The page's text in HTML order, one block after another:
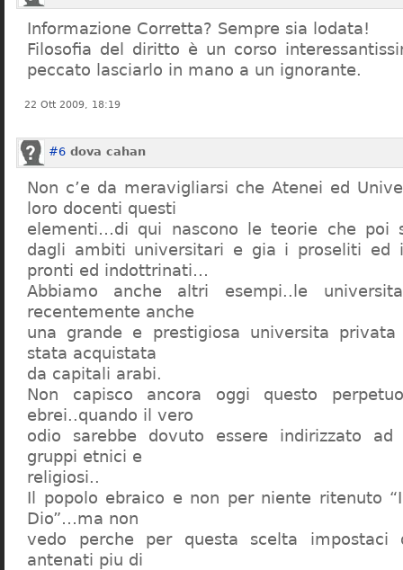
Informazione Corretta? Sempre sia lodata!
Filosofia del diritto è un corso
peccato lasciarlo in mano a un ignorante.
22 Ott 2009, 18:19
#6 dova cahan
Non c’e da meravigliarsi che Atenei ed
loro docenti questi
elementi…di qui nascono le teorie che poi
dagli ambiti universitari e gia i proseliti ed
pronti ed indottrinati…
Abbiamo anche altri esempi..le
recentemente anche
una grande e prestigiosa universita
stata acquistata
da capitali arabi.
Non capisco ancora oggi questo
ebrei..quando il vero
odio sarebbe dovuto essere indirizzato
gruppi etnici e
religiosi..
Il popolo ebraico e non per niente ritenuto
Dio”…ma non
vedo perche per questa scelta
antenati piu di